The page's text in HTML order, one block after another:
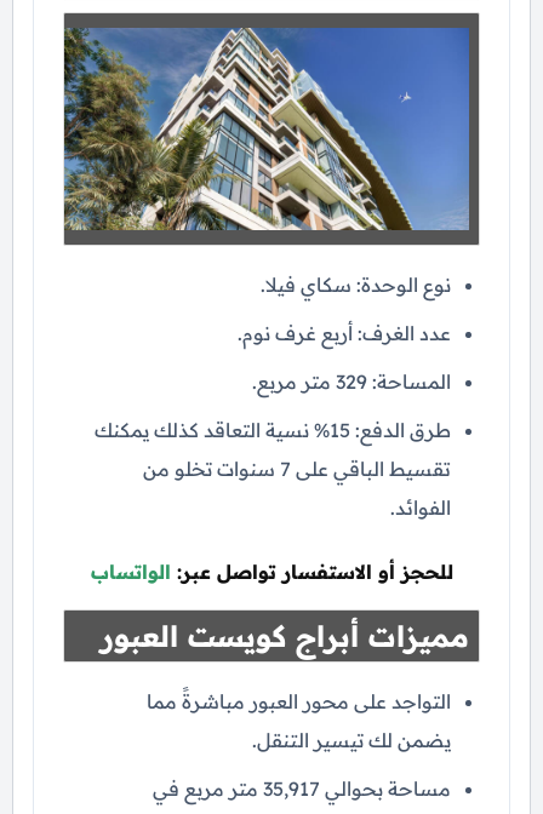
نوع الوحدة: سكاي فيلا.
عدد الغرف: أربع غرف نوم.
المساحة: 329 متر مربع.
طرق الدفع: 15% نسية التعاقد كذلك يمكنك
تقسيط الباقي على 7 سنوات تخلو من
الفوائد.
للحجز أو الاستفسار تواصل عبر: الواتساب
مميزات أبراج كويست العبور
التواجد على محور العبور مباشرةً مما
يضمن لك تيسير التنقل.
مساحة بحوالي 35,917 متر مربع في